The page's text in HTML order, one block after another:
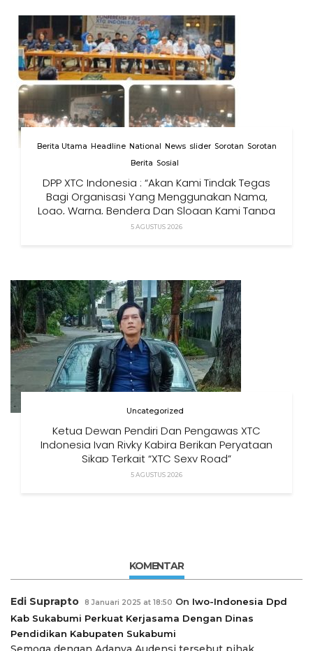
Berita Utama Headline National News slider Sorotan Sorotan
Berita Sosial
DPP XTC Indonesia : “Akan Kami Tindak Tegas
Bagi Organisasi Yang Menggunakan Nama,
Logo, Warna, Bendera Dan Slogan Kami Tanpa
Izin”
5 AGUSTUS 2026
Uncategorized
Ketua Dewan Pendiri Dan Pengawas XTC
Indonesia Ivan Rivky Kabira Berikan Peryataan
Sikap Terkait “XTC Sexy Road”
5 AGUSTUS 2026
KOMENTAR
Edi Suprapto 8 Januari 2025 at 18:50 On Iwo-Indonesia Dpd
Kab Sukabumi Perkuat Kerjasama Dengan Dinas
Pendidikan Kabupaten Sukabumi